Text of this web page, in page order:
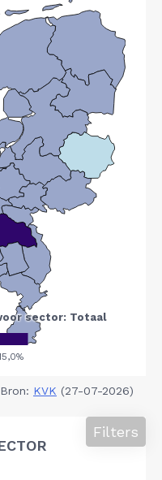
Bron: KVK (27-07-2026)
Filters